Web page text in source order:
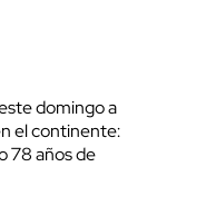
domingo a
el continente:
78 años de